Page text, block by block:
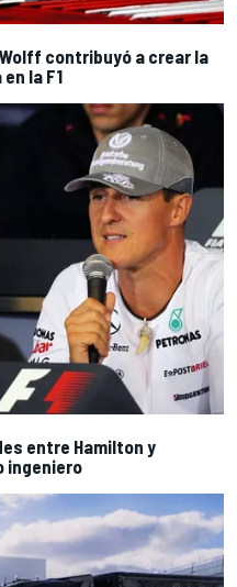
contribuyó a crear la
la F1
entre Hamilton y
ingeniero